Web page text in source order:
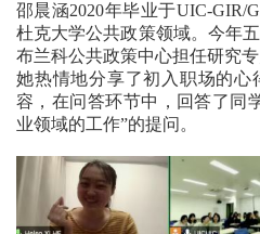
邵晨涵2020年毕业于UIC-GIR/
杜克大学公共政策领域。今年
布兰科公共政策中心担任研究专
她热情地分享了初入职场的心
容，在问答环节中，回答了同
业领域的工作”的提问。